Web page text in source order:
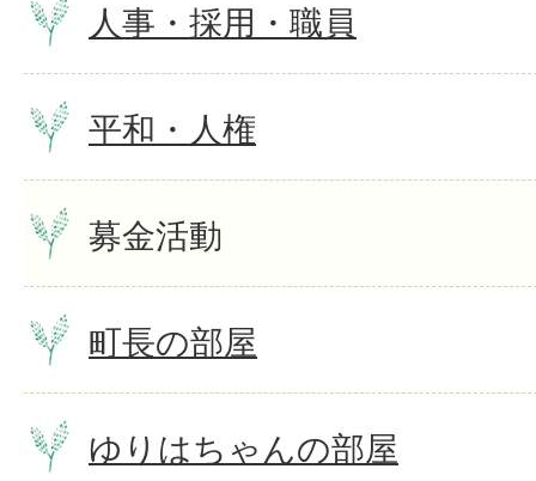
人事・採用・職員
平和・人権
募金活動
町長の部屋
ゆりはちゃんの部屋